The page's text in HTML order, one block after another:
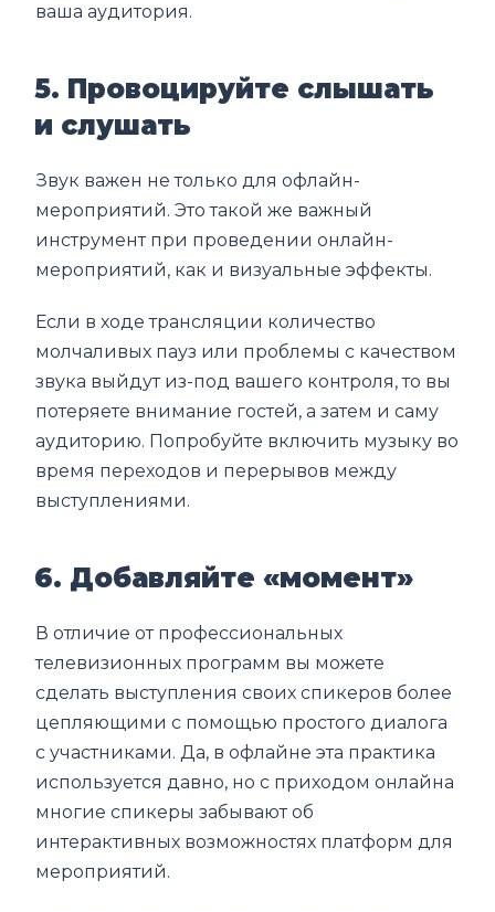
ваша аудитория.
5. Провоцируйте слышать
и слушать
Звук важен не только для офлайн-
мероприятий. Это такой же важный
инструмент при проведении онлайн-
мероприятий, как и визуальные эффекты.
Если в ходе трансляции количество
молчаливых пауз или проблемы с качеством
звука выйдут из-под вашего контроля, то вы
потеряете внимание гостей, а затем и саму
аудиторию. Попробуйте включить музыку во
время переходов и перерывов между
выступлениями.
6. Добавляйте «момент»
В отличие от профессиональных
телевизионных программ вы можете
сделать выступления своих спикеров более
цепляющими с помощью простого диалога
с участниками. Да, в офлайне эта практика
используется давно, но с приходом онлайна
многие спикеры забывают об
интерактивных возможностях платформ для
мероприятий.